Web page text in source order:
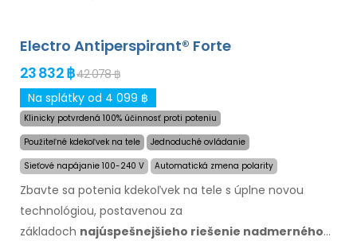
Electro Antiperspirant® Forte
23 832 ฿42 078 ฿
Na splátky od 4 099 ฿
Klinicky potvrdená 100% účinnosť proti poteniu
Použiteľné kdekoľvek na tele
Jednoduché ovládanie
Sieťové napájanie 100-240 V
Automatická zmena polarity
Zbavte sa potenia kdekoľvek na tele s úplne novou
technológiou, postavenou za
základoch najúspešnejšieho riešenie nadmerného